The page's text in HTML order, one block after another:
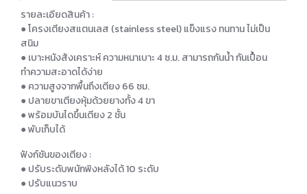
รายละเอียดสินค้า :
● โครงเตียงสแตนเลส (stainless steel) แข็งแรง ทนทาน ไม่เป็น
สนิม
● เบาะหนังสังเคราะห์ ความหนาเบาะ 4 ซ.ม. สามารถกันน้ำ กันเปื้อน
ทำความสะอาดได้ง่าย
● ความสูงจากพื้นถึงเตียง 66 ซม.
● ปลายขาเตียงหุ้มด้วยยางทั้ง 4 ขา
● พร้อมบันไดขึ้นเตียง 2 ชั้น
● พับเก็บได้
ฟังก์ชันของเตียง :
● ปรับระดับพนักพิงหลังได้ 10 ระดับ
● ปรับแนวราบ